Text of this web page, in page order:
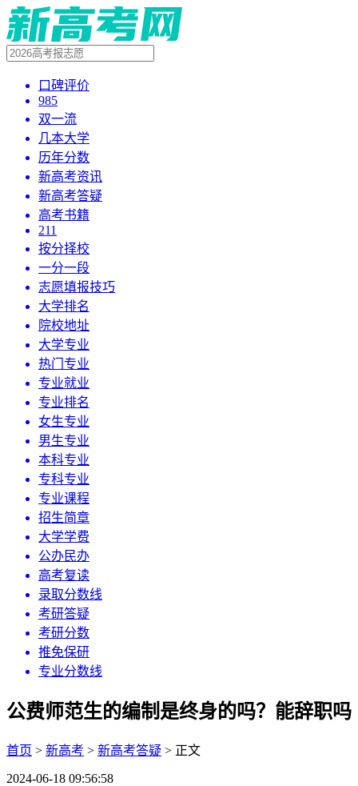
口碑评价
985
双一流
几本大学
历年分数
新高考资讯
新高考答疑
高考书籍
211
按分择校
一分一段
志愿填报技巧
大学排名
院校地址
大学专业
热门专业
专业就业
专业排名
女生专业
男生专业
本科专业
专科专业
专业课程
招生简章
大学学费
公办民办
高考复读
录取分数线
考研答疑
考研分数
推免保研
专业分数线
公费师范生的编制是终身的吗？能辞职吗
首页 > 新高考 > 新高考答疑 > 正文
2024-06-18 09:56:58